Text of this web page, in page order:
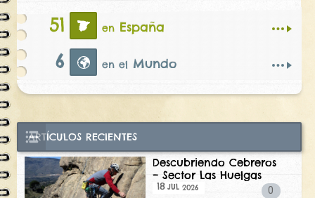
51 en España
6 en el Mundo
ARTÍCULOS RECIENTES
Descubriendo Cebreros
– Sector Las Huelgas
18 JUL 2026 0